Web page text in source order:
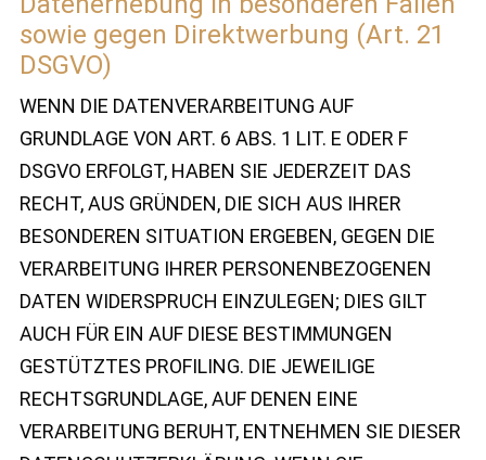
sowie gegen Direktwerbung (Art. 21
DSGVO)
WENN DIE DATENVERARBEITUNG AUF
GRUNDLAGE VON ART. 6 ABS. 1 LIT. E ODER F
DSGVO ERFOLGT, HABEN SIE JEDERZEIT DAS
RECHT, AUS GRÜNDEN, DIE SICH AUS IHRER
BESONDEREN SITUATION ERGEBEN, GEGEN DIE
VERARBEITUNG IHRER PERSONENBEZOGENEN
DATEN WIDERSPRUCH EINZULEGEN; DIES GILT
AUCH FÜR EIN AUF DIESE BESTIMMUNGEN
GESTÜTZTES PROFILING. DIE JEWEILIGE
RECHTSGRUNDLAGE, AUF DENEN EINE
VERARBEITUNG BERUHT, ENTNEHMEN SIE DIESER